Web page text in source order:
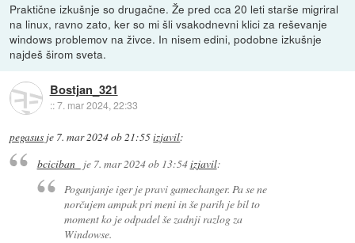
Praktične izkušnje so drugačne. Že pred cca 20 leti starše migriral
na linux, ravno zato, ker so mi šli vsakodnevni klici za reševanje
windows problemov na živce. In nisem edini, podobne izkušnje
najdeš širom sveta.
Bostjan_321
::7. mar 2024, 22:33
pegasus je 7. mar 2024 ob 21:55izjavil:
bciciban_ je 7. mar 2024 ob 13:54izjavil:
Poganjanje iger je pravi gamechanger. Pa se ne
norčujem ampak pri meni in še parih je bil to
moment ko je odpadel še zadnji razlog za
Windowse.